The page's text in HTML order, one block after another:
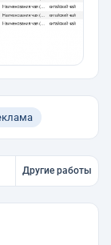
Другие работы